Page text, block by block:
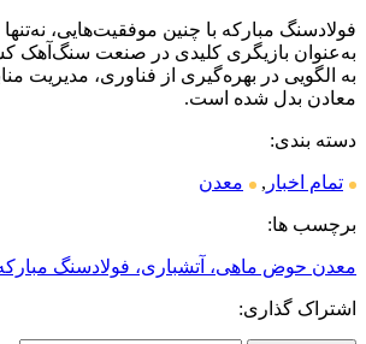
فولادسنگ مبارکه با چنین موفقیت‌هایی، نه‌تنها
به‌عنوان بازیگری کلیدی در صنعت سنگ‌آهک
به الگویی در بهره‌گیری از فناوری، مدیریت
معادن بدل شده است.
دسته بندی:
تمام اخبار , معدن
برچسب ها:
معدن حوض ماهی، آتشباری، فولادسنگ
اشتراک گذاری: